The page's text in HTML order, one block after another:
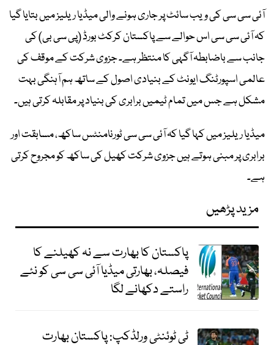
آئی سی سی کی ویب سائٹ پر جاری ہونے والی میڈیا ریلیز میں بتایا گیا
کہ آئی سی سی اس حوالے سے پاکستان کرکٹ بورڈ (پی سی بی) کی
جانب سے باضابطہ آگہی کا منتظر ہے۔ جزوی شرکت کے موقف کی
عالمی اسپورٹنگ ایونٹ کے بنیادی اصول کے ساتھ ہم آہنگی بہت
مشکل ہے جس میں تمام ٹیمیں برابری کی بنیاد پر مقابلہ کرتی ہیں۔
میڈیا ریلیز میں کہا گیا کہ آئی سی سی ٹورنامنٹس ساکھ، مسابقت اور
برابری پر مبنی ہوتے ہیں جزوی شرکت کھیل کی ساکھ کو مجروح کرتی
ہے۔
مزید پڑھیں
پاکستان کا بھارت سے نہ کھیلنے کا
فیصلہ، بھارتی میڈیا آئی سی سی کو نئے
راستے دکھانے لگا
ٹی ٹوئنٹی ورلڈکپ: پاکستان بھارت